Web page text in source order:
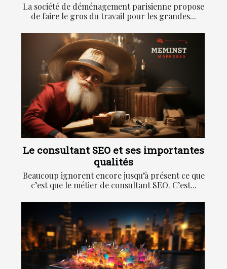
La société de déménagement parisienne propose
de faire le gros du travail pour les grandes...
Le consultant SEO et ses importantes
qualités
Beaucoup ignorent encore jusqu’à présent ce que
c’est que le métier de consultant SEO. C’est...